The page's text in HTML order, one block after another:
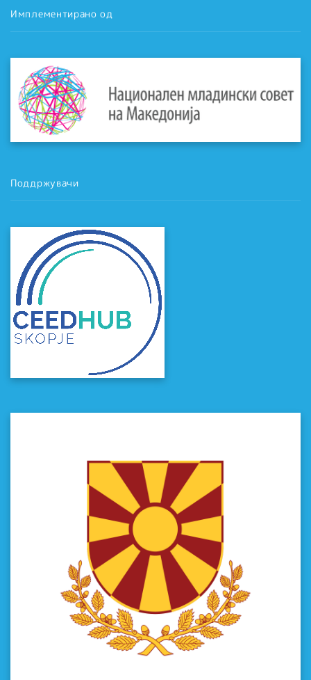
Имплементирано од
Поддржувачи